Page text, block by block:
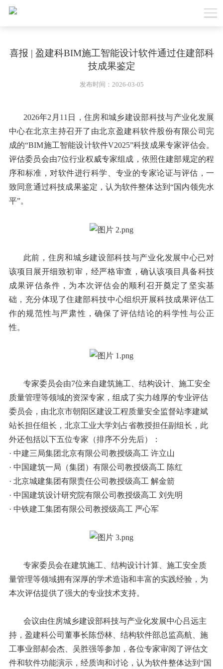
喜报 | 盈建科BIM施工智能设计软件通过住建部科
技成果鉴定
发布时间：2026-03-05
2026年2月11日，住房和城乡建设部科技与产业化发展
中心在北京主持召开了由北京盈建科软件股份有限公司完
成的“BIM施工智能设计软件V2025”科技成果专家评估会。
评估委员会由7位行业权威专家组成，依照住建部规定的程
序和标准，对软件进行科学、专业的专家论证与评估，一
致同意通过科技成果鉴定，认为软件整体达到“国内领先水
平”。
此前，住房和城乡建设部科技与产业化发展中心已对
该项目展开细致初审，经严格审查，确认该项目具备科技
成果评估条件，为本次评估会的顺利召开奠定了坚实基
础，充分体现了住建部科技中心组织开展科技成果评估工
作的规范性与严肃性，确保了评估结论的科学性与公正
性。
专家委员会由7位来自建筑施工、结构设计、施工安全
质量管理等领域的资深专家，组成了实力雄厚的专业评估
委员会，由北京市朝阳区建设工程质量安全监督站李建斌
站长担任组长，北京工业大学刘占省教授担任副组长，此
外还包括以下五位专家（排序不分先后）：
· 中建三局集团北京有限公司教授级高工 许立山
· 中国建筑一局（集团）有限公司教授级高工 陈红
· 北京城建集团有限责任公司教授级高工 解金箭
· 中国建筑设计研究院有限公司教授级高工 刘先明
· 中铁建工集团有限公司教授级高工 严心军
专家委员会在建筑施工、结构设计计算、施工安全质
量管理等领域拥有深厚的学术造诣和丰富的实践经验，为
本次评估提供了强大的专业技术支持。
会议由住房城乡建设部科技与产业化发展中心吕远主
持，盈建科公司董事长陈岱林、结构软件部总监高航、施
工事业部郝会杰、吴胜强等参加，各位专家审阅了评估文
件和软件功能演示，经质询和讨论，认为软件整体达到“国